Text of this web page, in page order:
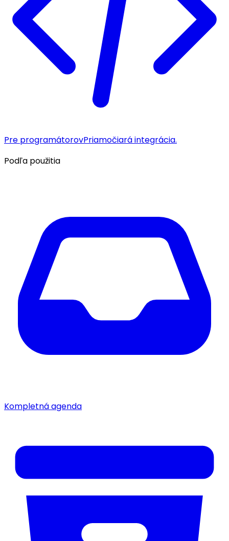
Pre programátorovPriamočiará integrácia.
Podľa použitia
Kompletná agenda